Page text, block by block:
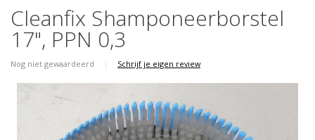
Cleanfix Shamponeerborstel
17", PPN 0,3
Nog niet gewaardeerd | Schrijf je eigen review